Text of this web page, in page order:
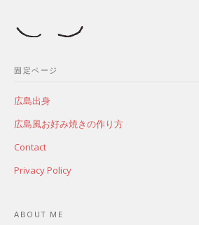
固定ページ
広島出身
広島風お好み焼きの作り方
Contact
Privacy Policy
ABOUT ME